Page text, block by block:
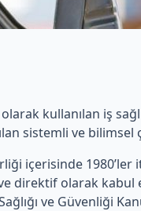
olarak kullanılan iş
sistemli ve bilimsel
içerisinde 1980’ler
direktif olarak
ve Güvenliği